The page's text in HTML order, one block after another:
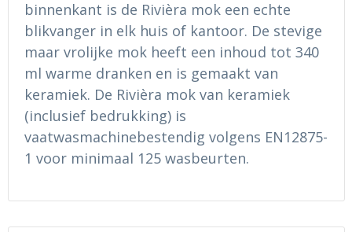
Ondergoed en Sokken
Regenkleding
Gereedschap
Schoenen
Hoofdbescherming
Gehoorbescherming
Sokken en Nachtkleding
Regenkleding
Schoenen
Gilets
binnenkant is de Rivièra mok een echte
blikvanger in elk huis of kantoor. De stevige
maar vrolijke mok heeft een inhoud tot 340
ml warme dranken en is gemaakt van
keramiek. De Rivièra mok van keramiek
(inclusief bedrukking) is
vaatwasmachinebestendig volgens EN12875-
1 voor minimaal 125 wasbeurten.